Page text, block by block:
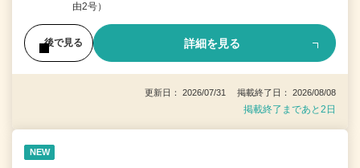
由2号）
後で見る 詳細を見る
更新日： 2026/07/31 掲載終了日： 2026/08/08
掲載終了まであと2日
NEW